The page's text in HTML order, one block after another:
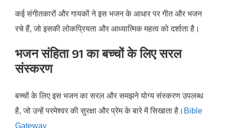
कई संगीतकारों और गायकों ने इस भजन के आधार पर गीत और भजन
रचे हैं, जो इसकी लोकप्रियता और आध्यात्मिक महत्व को दर्शाता है।​
भजन संहिता 91 का बच्चों के लिए सरल
संस्करण
बच्चों के लिए इस भजन का सरल और समझने योग्य संस्करण उपलब्ध
है, जो उन्हें परमेश्वर की सुरक्षा और प्रेम के बारे में सिखाता है।​ Bible
Gateway